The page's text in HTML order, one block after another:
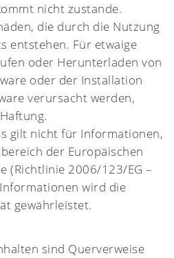
nicht zustande.
die durch die Nutzung
entstehen. Für etwaige
oder Herunterladen von
oder der Installation
verursacht werden,
gilt nicht für Informationen,
der Europäischen
(Richtlinie 2006/123/EG –
wird die
gewährleistet.
sind Querverweise